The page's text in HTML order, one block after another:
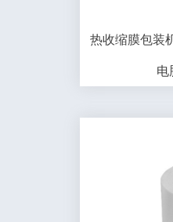
热收缩膜包装
电